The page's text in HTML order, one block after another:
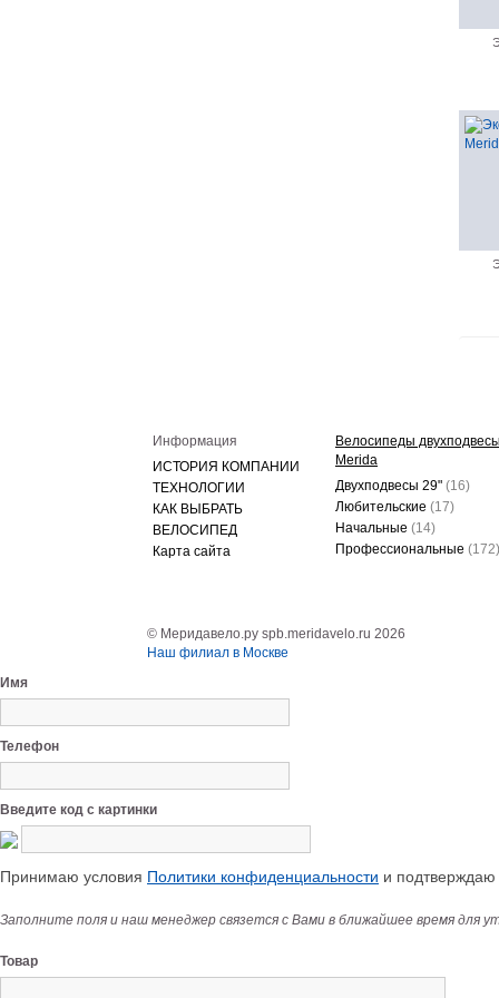
Информация
ИСТОРИЯ КОМПАНИИ
ТЕХНОЛОГИИ
КАК ВЫБРАТЬ
ВЕЛОСИПЕД
Карта сайта
Велосипеды
Merida
Двухподвесы 29" (16)
Любительские (17)
Начальные (14)
Профессиональные (172)
© Меридавело.ру spb.meridavelo.ru 2026
Наш филиал в Москве
Имя
Телефон
Введите код с картинки
Принимаю условия Политики конфиденциальности и подтверждаю
Заполните поля и наш менеджер связется с Вами в ближайшее время для
Товар